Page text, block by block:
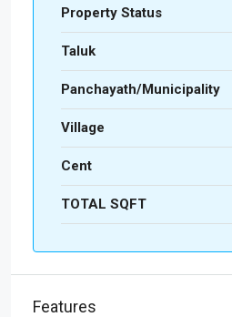
Property Status
Taluk
Panchayath/Municipality
Village
Cent
TOTAL SQFT
Features